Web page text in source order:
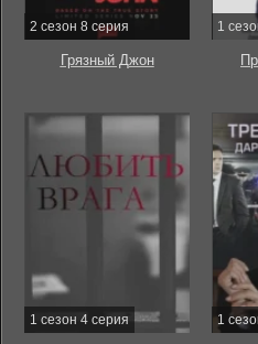
2 сезон 8 серия
Грязный Джон
1
1 сезон 4 серия 1